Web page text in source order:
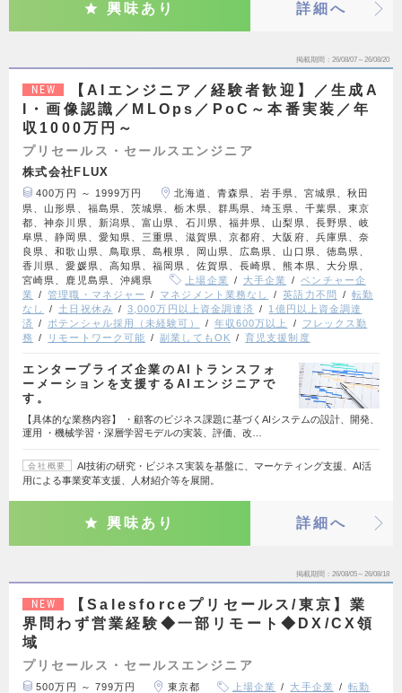
興味あり 詳細へ
掲載期間 26/08/07～26/08/20
NEW
【AIエンジニア／経験者歓迎】／生成A
I・画像認識／MLOps／PoC～本番実装／年
収1000万円～
プリセールス・セールスエンジニア
株式会社FLUX
400万円 ～ 1999万円
北海道、青森県、岩手県、宮城県、秋田
県、山形県、福島県、茨城県、栃木県、群馬県、埼玉県、千葉県、東京
都、神奈川県、新潟県、富山県、石川県、福井県、山梨県、長野県、岐
阜県、静岡県、愛知県、三重県、滋賀県、京都府、大阪府、兵庫県、奈
良県、和歌山県、鳥取県、島根県、岡山県、広島県、山口県、徳島県、
香川県、愛媛県、高知県、福岡県、佐賀県、長崎県、熊本県、大分県、
宮崎県、鹿児島県、沖縄県
上場企業 大手企業
ベンチャー企
業
管理職・マネジャー マネジメント業務なし 英語力不問
転勤
なし
土日祝休み 3,000万円以上資金調達済
1億円以上資金調達
済
ポテンシャル採用（未経験可） 年収600万以上
フレックス勤
務
リモートワーク可能 副業してもOK 育児支援制度
エンタープライズ企業のAIトランスフォ
ーメーションを支援するAIエンジニアで
す。
【具体的な業務内容】 ・顧客のビジネス課題に基づくAIシステムの設計、開発、
運用 ・機械学習・深層学習モデルの実装、評価、改…
会社概要
AI技術の研究・ビジネス実装を基盤に、マーケティング支援、AI活
用による事業変革支援、人材紹介等を展開。
興味あり 詳細へ
掲載期間 26/08/05～26/08/18
NEW
【Salesforceプリセールス/東京】業
界問わず営業経験◆一部リモート◆DX/CX領
域
プリセールス・セールスエンジニア
500万円 ～ 799万円 東京都 上場企業 大手企業 転勤